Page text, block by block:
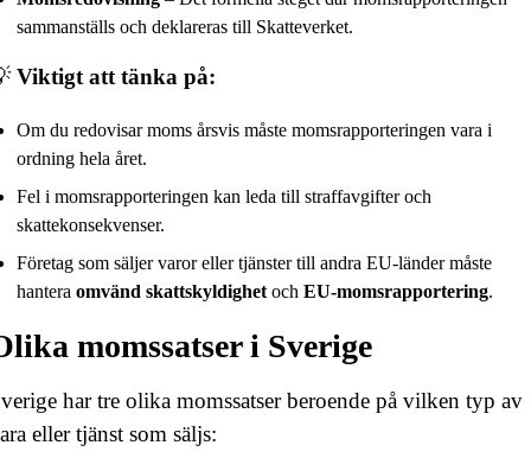
sammanställs och deklareras till Skatteverket.
Viktigt att tänka på:
Om du redovisar moms årsvis måste momsrapporteringen vara i
ordning hela året.
Fel i momsrapporteringen kan leda till straffavgifter och
skattekonsekvenser.
Företag som säljer varor eller tjänster till andra EU-länder måste
hanteraomvänd skattskyldighet ochEU-momsrapportering.
momssatser i Sverige
har tre olika momssatser beroende på vilken typ av
eller tjänst som säljs: